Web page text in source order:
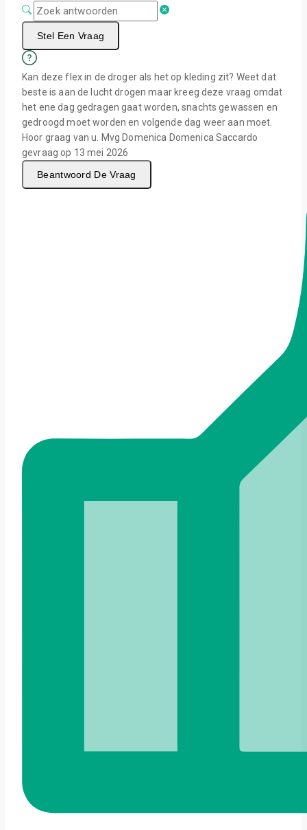
Stel Een Vraag
Kan deze flex in de droger als het op kleding zit? Weet dat
beste is aan de lucht drogen maar kreeg deze vraag omdat
het ene dag gedragen gaat worden, snachts gewassen en
gedroogd moet worden en volgende dag weer aan moet.
Hoor graag van u. Mvg Domenica Domenica Saccardo
gevraag op 13 mei 2026
Beantwoord De Vraag